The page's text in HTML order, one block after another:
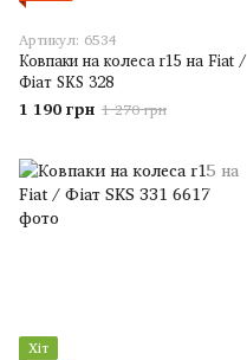
Артикул: 6534
Ковпаки на колеса r15 на Fiat /
Фіат SKS 328
1 190 грн 1 270 грн
Хіт